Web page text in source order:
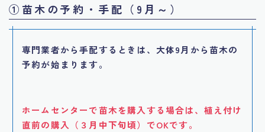
①苗木の予約・手配（9月～）
専門業者から手配するときは、大体9月から苗木の
予約が始まります。
ホームセンターで苗木を購入する場合は、植え付け
直前の購入（３月中下旬頃）でOKです。